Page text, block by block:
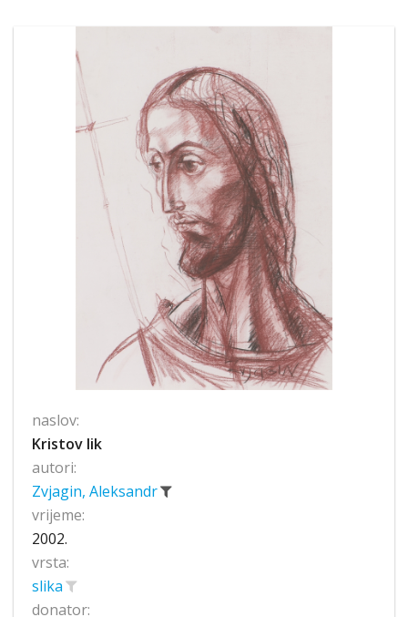
naslov:
Kristov lik
autori:
Zvjagin, Aleksandr
vrijeme:
2002.
vrsta:
slika
donator: